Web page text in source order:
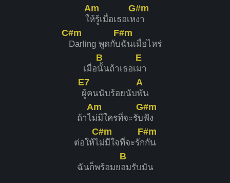
ใ
Am
ห้รู้เมื่อเธอเห
G#m
งา
C#m
Darling พูดกับ
F#m
ฉันเมื่อไหร่
เมื่อ
B
นั้นถ้าเธอเ
E
มา
E7
ผู้คนนับร้อยนับ
A
พัน
ถ้าไ
Am
ม่มีใครที่จะรับ
G#m
ฟัง
ต่อให้ไ
C#m
ม่มีใจที่จะรัก
F#m
กัน
ฉันก็พร้อมย
B
อมรับมัน